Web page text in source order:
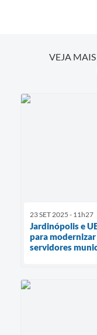
VEJA
23 SET 2025 - 11h27
Jardinópolis e
para
servidores